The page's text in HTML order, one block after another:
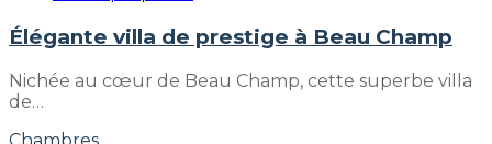
Élégante villa de prestige à Beau Champ
Nichée au cœur de Beau Champ, cette superbe villa
de…